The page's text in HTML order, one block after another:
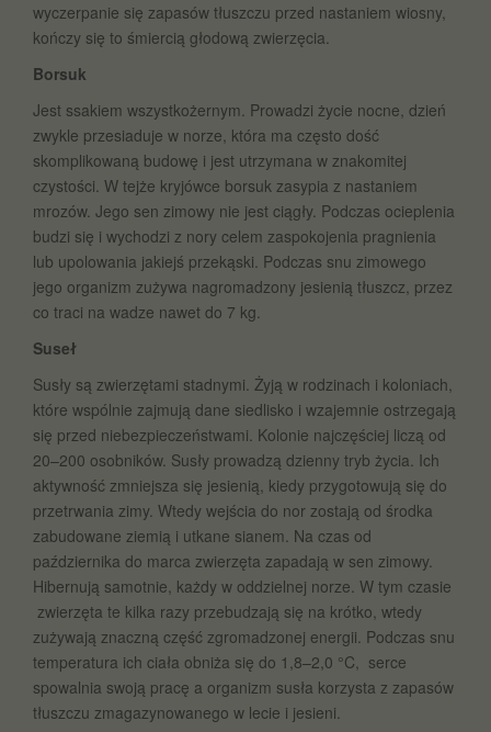
wyczerpanie się zapasów tłuszczu przed nastaniem wiosny,
kończy się to śmiercią głodową zwierzęcia.
Borsuk
Jest ssakiem wszystkożernym. Prowadzi życie nocne, dzień
zwykle przesiaduje w norze, która ma często dość
skomplikowaną budowę i jest utrzymana w znakomitej
czystości. W tejże kryjówce borsuk zasypia z nastaniem
mrozów. Jego sen zimowy nie jest ciągły. Podczas ocieplenia
budzi się i wychodzi z nory celem zaspokojenia pragnienia
lub upolowania jakiejś przekąski. Podczas snu zimowego
jego organizm zużywa nagromadzony jesienią tłuszcz, przez
co traci na wadze nawet do 7 kg.
Suseł
Susły są zwierzętami stadnymi. Żyją w rodzinach i koloniach,
które wspólnie zajmują dane siedlisko i wzajemnie ostrzegają
się przed niebezpieczeństwami. Kolonie najczęściej liczą od
20–200 osobników. Susły prowadzą dzienny tryb życia. Ich
aktywność zmniejsza się jesienią, kiedy przygotowują się do
przetrwania zimy. Wtedy wejścia do nor zostają od środka
zabudowane ziemią i utkane sianem. Na czas od
października do marca zwierzęta zapadają w sen zimowy.
Hibernują samotnie, każdy w oddzielnej norze. W tym czasie
zwierzęta te kilka razy przebudzają się na krótko, wtedy
zużywają znaczną część zgromadzonej energii. Podczas snu
temperatura ich ciała obniża się do 1,8–2,0 °C, serce
spowalnia swoją pracę a organizm susła korzysta z zapasów
tłuszczu zmagazynowanego w lecie i jesieni.